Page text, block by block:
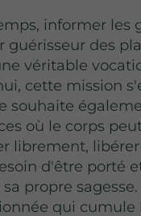
informer les
guérisseur des
véritable
cette mission
souhaite
où le corps
librement,
d'être porté
propre sagesse.
qui cumule